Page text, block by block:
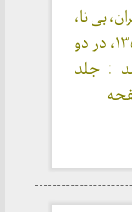
بی نا،
۱۳۵۲، در دو
: جلد